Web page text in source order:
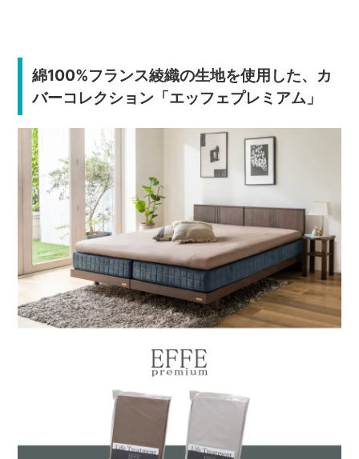
綿100%フランス綾織の生地を使用した、カ
バーコレクション「エッフェプレミアム」